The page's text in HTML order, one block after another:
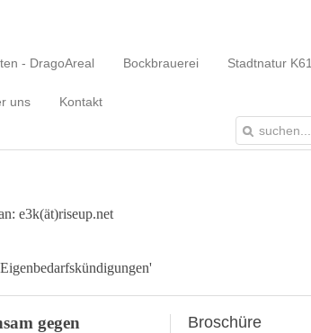
- DragoAreal Bockbrauerei Stadtnatur K61
uns Kontakt
e3k(ät)riseup.net
gegen
Broschüre